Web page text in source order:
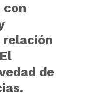
con
de